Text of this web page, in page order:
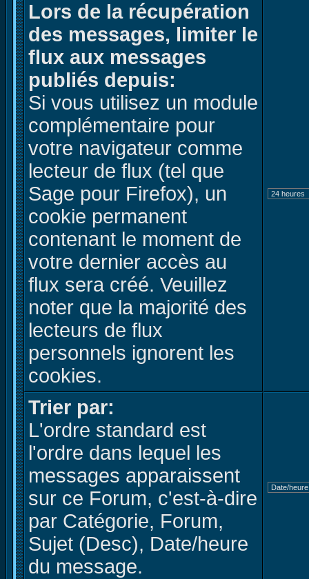
Lors de la récupération
des messages, limiter le
flux aux messages
publiés depuis:
Si vous utilisez un module
complémentaire pour
votre navigateur comme
lecteur de flux (tel que
Sage pour Firefox), un
cookie permanent
contenant le moment de
votre dernier accès au
flux sera créé. Veuillez
noter que la majorité des
lecteurs de flux
personnels ignorent les
cookies.
Trier par:
L'ordre standard est
l'ordre dans lequel les
messages apparaissent
sur ce Forum, c'est-à-dire
par Catégorie, Forum,
Sujet (Desc), Date/heure
du message.